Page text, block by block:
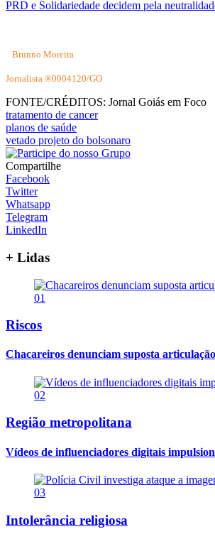
PRD e Solidariedade decidem pela
Brunno Moreira
Jornalista ®0004120/GO
FONTE/CRÉDITOS: Jornal Goiás em Foco
tratamento de cancer
planos de saúde
vetado projeto do bolsonaro
Compartilhe
Facebook
Twitter
Whatsapp
Telegram
LinkedIn
+ Lidas
01
Riscos
Chacareiros denunciam suposta
02
Região metropolitana
Vídeos de influenciadores digitais
03
Intolerância religiosa